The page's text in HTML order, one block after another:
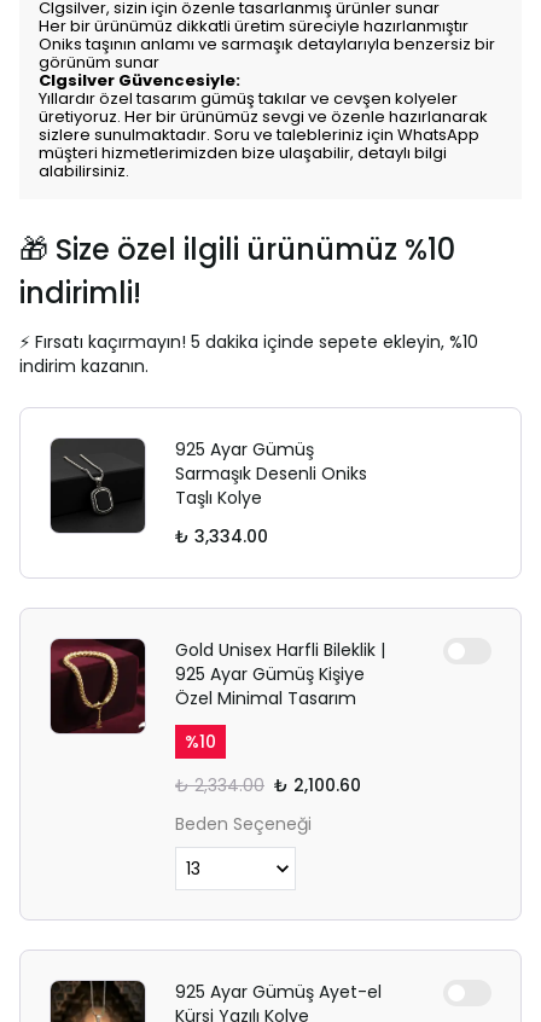
Clgsilver, sizin için özenle tasarlanmış ürünler sunar
Her bir ürünümüz dikkatli üretim süreciyle hazırlanmıştır
Oniks taşının anlamı ve sarmaşık detaylarıyla benzersiz bir
görünüm sunar
Clgsilver Güvencesiyle:
Yıllardır özel tasarım gümüş takılar ve cevşen kolyeler
üretiyoruz. Her bir ürünümüz sevgi ve özenle hazırlanarak
sizlere sunulmaktadır. Soru ve talebleriniz için WhatsApp
müşteri hizmetlerimizden bize ulaşabilir, detaylı bilgi
alabilirsiniz.
🎁 Size özel ilgili ürünümüz %10
indirimli!
⚡ Fırsatı kaçırmayın! 5 dakika içinde sepete ekleyin, %10
indirim kazanın.
925 Ayar Gümüş
Sarmaşık Desenli Oniks
Taşlı Kolye
₺ 3,334.00
Gold Unisex Harfli Bileklik |
925 Ayar Gümüş Kişiye
Özel Minimal Tasarım
%10
₺ 2,334.00 ₺ 2,100.60
Beden Seçeneği
925 Ayar Gümüş Ayet-el
Kürsi Yazılı Kolye